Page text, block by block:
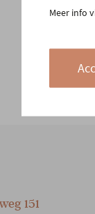
151
Meer info